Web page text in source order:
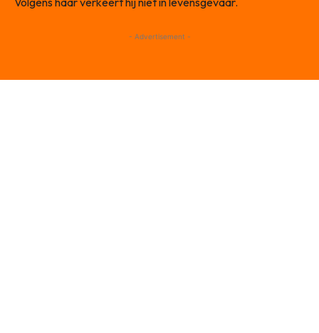
- Advertisement -